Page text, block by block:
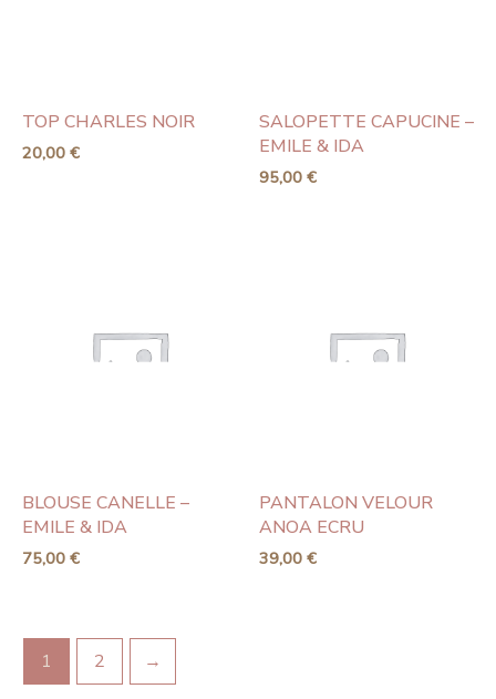
TOP CHARLES NOIR
20,00 €
SALOPETTE CAPUCINE –
EMILE & IDA
95,00 €
BLOUSE CANELLE –
EMILE & IDA
75,00 €
PANTALON VELOUR
ANOA ECRU
39,00 €
1 2 →